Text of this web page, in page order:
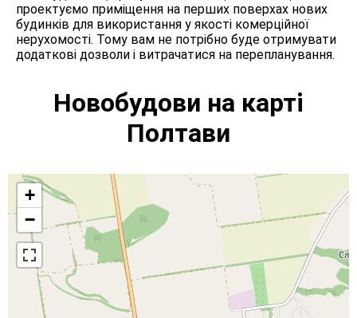
проектуємо приміщення на перших поверхах нових
будинків для використання у якості комерційної
нерухомості. Тому вам не потрібно буде отримувати
додаткові дозволи і витрачатися на перепланування.
Новобудови на карті
Полтави
+
−